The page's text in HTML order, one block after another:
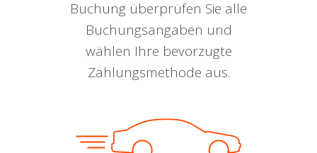
Buchung überprüfen Sie alle
Buchungsangaben und
wählen Ihre bevorzugte
Zahlungsmethode aus.